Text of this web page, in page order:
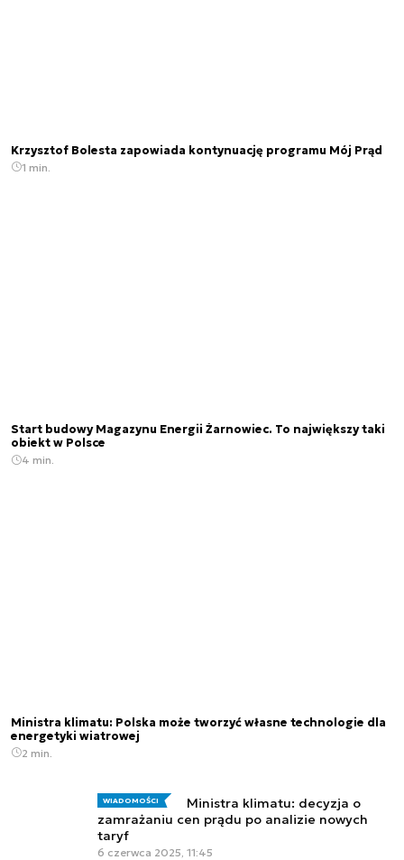
Krzysztof Bolesta zapowiada kontynuację programu Mój Prąd
1 min.
Start budowy Magazynu Energii Żarnowiec. To największy taki
obiekt w Polsce
4 min.
Ministra klimatu: Polska może tworzyć własne technologie dla
energetyki wiatrowej
2 min.
WIADOMOŚCI
Ministra klimatu: decyzja o
zamrażaniu cen prądu po analizie nowych
taryf
6 czerwca 2025, 11:45